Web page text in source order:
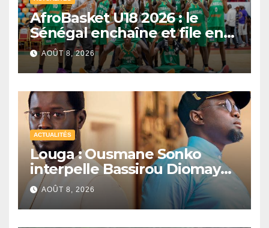
AfroBasket U18 2026 : le
Sénégal enchaîne et file en
quarts de finale
AOÛT 8, 2026
ACTUALITÉS
Louga : Ousmane Sonko
interpelle Bassirou Diomaye
Faye sur la date des élections
locales
AOÛT 8, 2026